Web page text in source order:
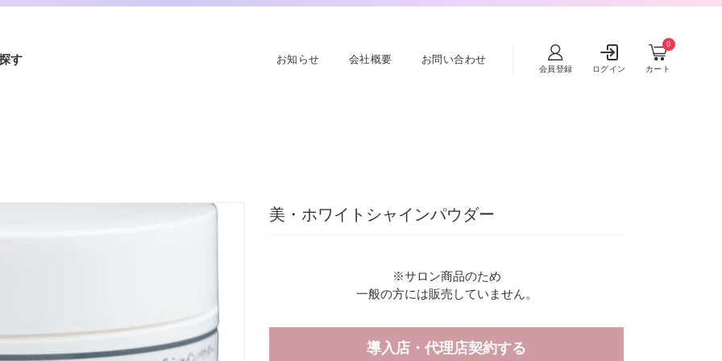
す お知らせ 会社概要 お問い合わせ
会員登録 ログイン
0
カート
美・ホワイトシャインパウダー
※サロン商品のため
一般の方には販売していません。
導入店・代理店契約する